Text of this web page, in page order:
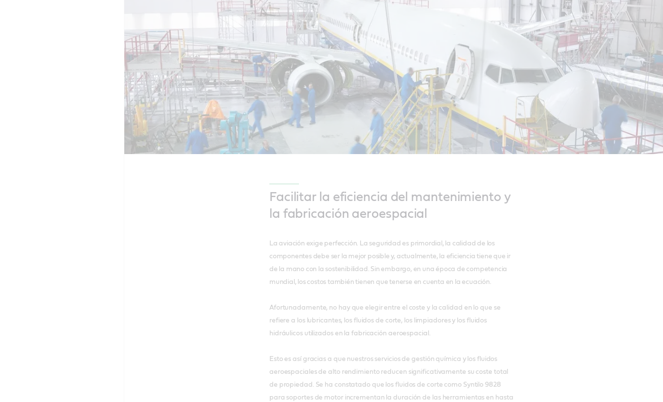
Facilitar la eficiencia del mantenimiento y
la fabricación aeroespacial
La aviación exige perfección. La seguridad es primordial, la calidad de los
componentes debe ser la mejor posible y, actualmente, la eficiencia tiene que ir
de la mano con la sostenibilidad. Sin embargo, en una época de competencia
mundial, los costos también tienen que tenerse en cuenta en la ecuación.
Afortunadamente, no hay que elegir entre el coste y la calidad en lo que se
refiere a los lubricantes, los fluidos de corte, los limpiadores y los fluidos
hidráulicos utilizados en la fabricación aeroespacial.
Esto es así gracias a que nuestros servicios de gestión química y los fluidos
aeroespaciales de alto rendimiento reducen significativamente su coste total
de propiedad. Se ha constatado que los fluidos de corte como Syntilo 9828
para soportes de motor incrementan la duración de las herramientas en hasta